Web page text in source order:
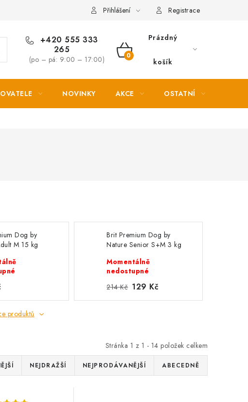
Přihlášení Registrace
+420 555 333
265
(po – pá: 9:00 – 17:00)
NÁKUPNÍ
Prázdný
košík
NOVINKY AKCE OSTATNÍ
Dog by
M 15 kg
Brit Premium Dog by
Nature Senior S+M 3 kg
Momentálně
nedostupné
214 Kč 129 Kč
produktů
Stránka 1 z 1 - 14 položek celkem
NEJDRAŽŠÍ NEJPRODÁVANĚJŠÍ ABECEDNĚ